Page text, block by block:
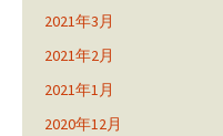
2021年3月
2021年2月
2021年1月
2020年12月